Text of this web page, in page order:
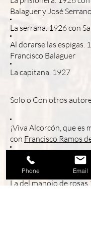
Balaguer y José
La serrana. 1926 con
Al dorarse las espigas.
Francisco Balaguer
La capitana. 1927
Solo o Con otros
¡Viva Alcorcón, que es
con Francisco Ramos
Sol en la cumbre. 1934
Sorozábal
La del manojo de rosas
Phone Email